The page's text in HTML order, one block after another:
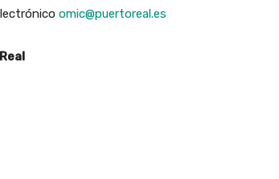
omic@puertoreal.es